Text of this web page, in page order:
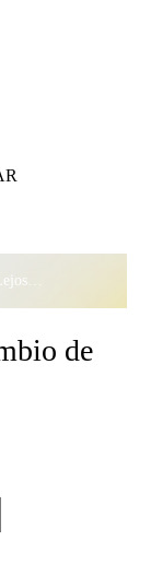
Más Allá del Hielo, Lleguemos Más Lejos Juntos ·
de